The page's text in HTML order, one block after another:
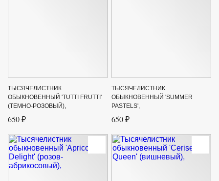
ТЫСЯЧЕЛИСТНИК
ОБЫКНОВЕННЫЙ 'TUTTI FRUTTI'
(ТЕМНО-РОЗОВЫЙ),
650 ₽
ТЫСЯЧЕЛИСТНИК
ОБЫКНОВЕННЫЙ 'SUMMER
PASTELS',
650 ₽